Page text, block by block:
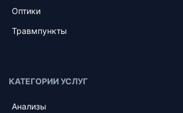
Оптики
Травмпункты
КАТЕГОРИИ УСЛУГ
Анализы